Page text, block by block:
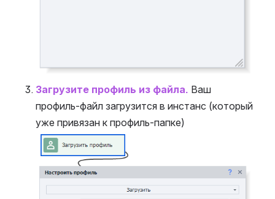
Загрузите профиль из файла. Ваш
профиль-файл загрузится в инстанс (который
уже привязан к профиль-папке)
Open